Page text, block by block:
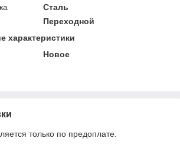
Сталь
Переходной
характеристики
Новое
только по предоплате.